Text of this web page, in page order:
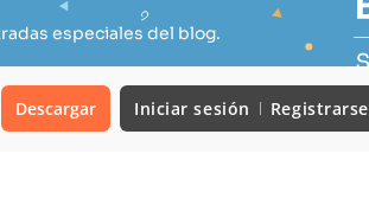
especiales del blog.
Descargar Iniciar sesión Registrarse